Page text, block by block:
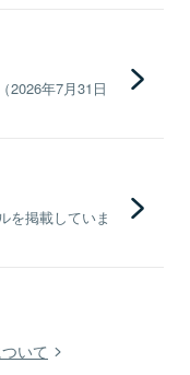
2026年7月31日
を掲載していま
いて